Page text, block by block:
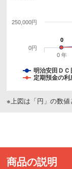
0
0
明治安田ＤＣ
定期預金の利
0 年
0円
250,000円
※上図は「円」の数値
商品の説明